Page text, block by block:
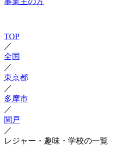
TOP
／
全国
／
東京都
／
多摩市
／
関戸
／
レジャー・趣味・学校の一覧